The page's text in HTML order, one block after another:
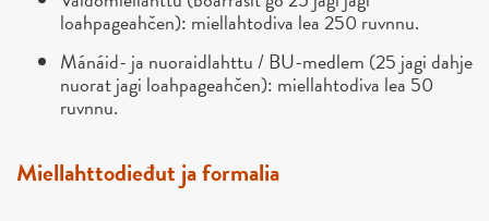
loahpageahčen): miellahtodiva lea 250 ruvnnu.
Mánáid- ja nuoraidlahttu / BU-medlem (25 jagi dahje
nuorat jagi loahpageahčen): miellahtodiva lea 50
ruvnnu.
Miellahttodieđut ja formalia